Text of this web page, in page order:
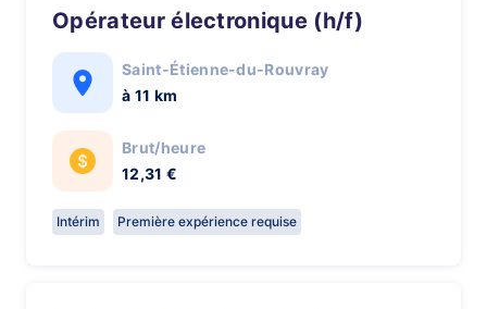
Opérateur électronique (h/f)
Saint-Étienne-du-Rouvray
à 11 km
Brut/heure
12,31 €
Intérim Première expérience requise